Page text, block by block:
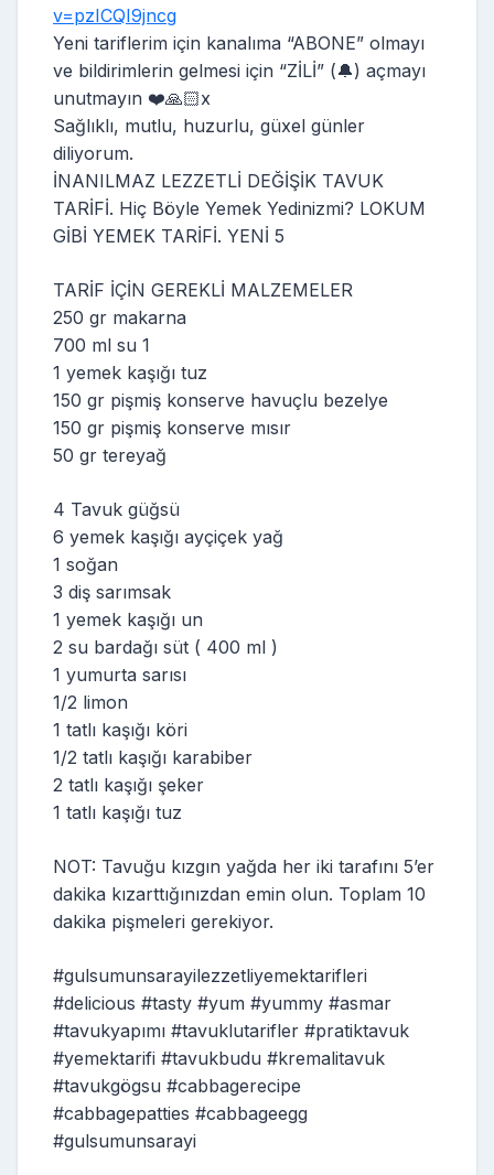
v=pzICQI9jncg
Yeni tariflerim için kanalıma “ABONE” olmayı
ve bildirimlerin gelmesi için “ZİLİ” (🔔) açmayı
unutmayın ❤️🙏🏻x
Sağlıklı, mutlu, huzurlu, güxel günler
diliyorum.
İNANILMAZ LEZZETLİ DEĞİŞİK TAVUK
TARİFİ. Hiç Böyle Yemek Yedinizmi? LOKUM
GİBİ YEMEK TARİFİ. YENİ 5
TARİF İÇİN GEREKLİ MALZEMELER
250 gr makarna
700 ml su 1
1 yemek kaşığı tuz
150 gr pişmiş konserve havuçlu bezelye
150 gr pişmiş konserve mısır
50 gr tereyağ
4 Tavuk güğsü
6 yemek kaşığı ayçiçek yağ
1 soğan
3 diş sarımsak
1 yemek kaşığı un
2 su bardağı süt ( 400 ml )
1 yumurta sarısı
1/2 limon
1 tatlı kaşığı köri
1/2 tatlı kaşığı karabiber
2 tatlı kaşığı şeker
1 tatlı kaşığı tuz
NOT: Tavuğu kızgın yağda her iki tarafını 5’er
dakika kızarttığınızdan emin olun. Toplam 10
dakika pişmeleri gerekiyor.
#gulsumunsarayilezzetliyemektarifleri
#delicious #tasty #yum #yummy #asmar
#tavukyapımı #tavuklutarifler #pratiktavuk
#yemektarifi #tavukbudu #kremalitavuk
#tavukgögsu #cabbagerecipe
#cabbagepatties #cabbageegg
#gulsumunsarayi